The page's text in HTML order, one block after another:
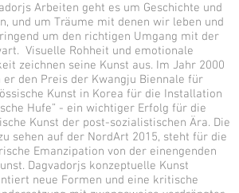
Arbeiten geht es um Geschichte und
und um Träume mit denen wir leben und
um den richtigen Umgang mit der
Visuelle Rohheit und emotionale
zeichnen seine Kunst aus. Im Jahr 2000
er den Preis der Kwangju Biennale für
Kunst in Korea für die Installation
Hufe” - ein wichtiger Erfolg für die
Kunst der post-sozialistischen Ära. Die
sehen auf der NordArt 2015, steht für die
Emanzipation von der einengenden
Dagvadorjs konzeptuelle Kunst
neue Formen und eine kritische